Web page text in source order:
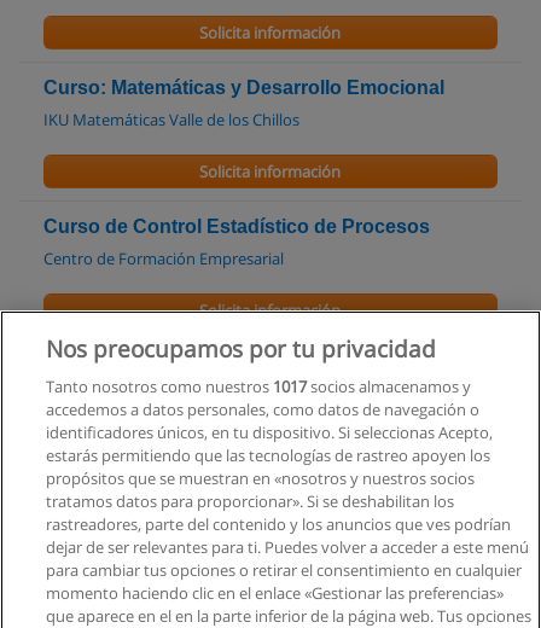
Solicita información
Curso: Matemáticas y Desarrollo Emocional
IKU Matemáticas Valle de los Chillos
Solicita información
Curso de Control Estadístico de Procesos
Centro de Formación Empresarial
Solicita información
Curso de Administración Efectiva de Procesos
Centro de Formación Empresarial
Solicita información
Curso Online Diseño y Gestión de Proyectos
Educa Soluciones
Solicita información
Nos preocupamos por tu privacidad
Tanto nosotros como nuestros 1017socios almacenamos y
accedemos a datos personales, como datos de navegación o
identificadores únicos, en tu dispositivo. Si seleccionas Acepto,
estarás permitiendo que las tecnologías de rastreo apoyen los
propósitos que se muestran en «nosotros y nuestros socios
tratamos datos para proporcionar». Si se deshabilitan los
rastreadores, parte del contenido y los anuncios que ves podrían
dejar de ser relevantes para ti. Puedes volver a acceder a este menú
para cambiar tus opciones o retirar el consentimiento en cualquier
momento haciendo clic en el enlace «Gestionar las preferencias»
que aparece en el en la parte inferior de la página web. Tus opciones